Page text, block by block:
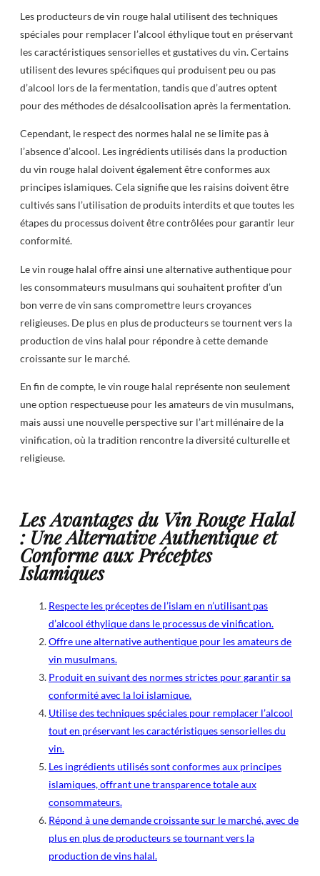
Les producteurs de vin rouge halal utilisent des techniques
spéciales pour remplacer l’alcool éthylique tout en préservant
les caractéristiques sensorielles et gustatives du vin. Certains
utilisent des levures spécifiques qui produisent peu ou pas
d’alcool lors de la fermentation, tandis que d’autres optent
pour des méthodes de désalcoolisation après la fermentation.
Cependant, le respect des normes halal ne se limite pas à
l’absence d’alcool. Les ingrédients utilisés dans la production
du vin rouge halal doivent également être conformes aux
principes islamiques. Cela signifie que les raisins doivent être
cultivés sans l’utilisation de produits interdits et que toutes les
étapes du processus doivent être contrôlées pour garantir leur
conformité.
Le vin rouge halal offre ainsi une alternative authentique pour
les consommateurs musulmans qui souhaitent profiter d’un
bon verre de vin sans compromettre leurs croyances
religieuses. De plus en plus de producteurs se tournent vers la
production de vins halal pour répondre à cette demande
croissante sur le marché.
En fin de compte, le vin rouge halal représente non seulement
une option respectueuse pour les amateurs de vin musulmans,
mais aussi une nouvelle perspective sur l’art millénaire de la
vinification, où la tradition rencontre la diversité culturelle et
religieuse.
Les Avantages du Vin Rouge Halal
: Une Alternative Authentique et
Conforme aux Préceptes
Islamiques
Respecte les préceptes de l’islam en n’utilisant pas
d’alcool éthylique dans le processus de vinification.
Offre une alternative authentique pour les amateurs de
vin musulmans.
Produit en suivant des normes strictes pour garantir sa
conformité avec la loi islamique.
Utilise des techniques spéciales pour remplacer l’alcool
tout en préservant les caractéristiques sensorielles du
vin.
Les ingrédients utilisés sont conformes aux principes
islamiques, offrant une transparence totale aux
consommateurs.
Répond à une demande croissante sur le marché, avec de
plus en plus de producteurs se tournant vers la
production de vins halal.